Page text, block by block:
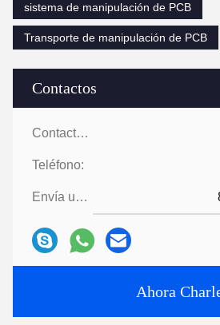
Contactos
Contactos:
Teléfono:
Envía un fax.:
Ahora
sistema de manipulación de PCB
Transporte de manipulación de PCB